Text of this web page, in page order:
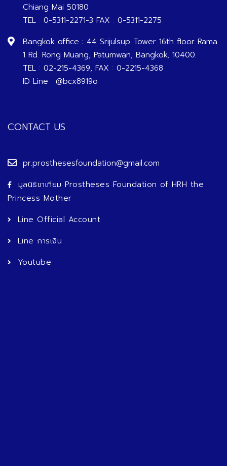
Chiang Mai 50180
TEL : 0-5311-2271-3 FAX : 0-5311-2275
Bangkok office : 44 Srijulsup Tower 16th floor Rama
1 Rd. Rong Muang, Patumwan, Bangkok, 10400.
TEL : 02-215-4369, FAX : 0-2215-4368
ID Line : @bcx8919o
CONTACT US
pr.prosthesesfoundation@gmail.com
มูลนิธิขาเทียม Prostheses Foundation of HRH the
Princess Mother
Line Official Account
Line การเงิน
Youtube